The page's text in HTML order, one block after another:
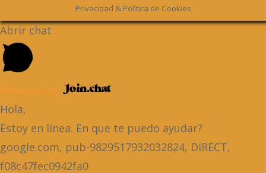
Privacidad & Política de Cookies
Abrir chat
Powered by
Hola,
Estoy en línea. En que te puedo ayudar?
google.com, pub-9829517932032824, DIRECT,
f08c47fec0942fa0